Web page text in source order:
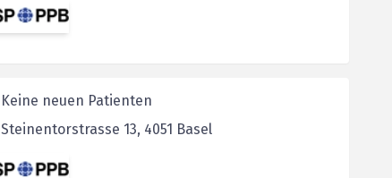
Keine neuen Patienten
Steinentorstrasse 13, 4051 Basel